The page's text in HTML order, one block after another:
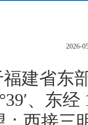
2026-
建省东
、东